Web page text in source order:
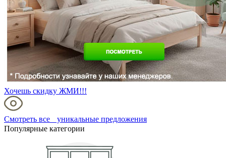
Хочешь скидку ЖМИ!!!
Смотреть все уникальные предложения
Популярные категории